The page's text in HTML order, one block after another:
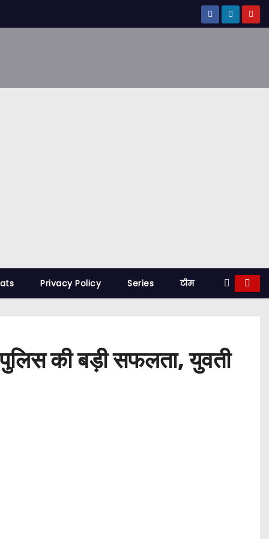
Privacy Policy Series टीम
की बड़ी सफलता, युवती